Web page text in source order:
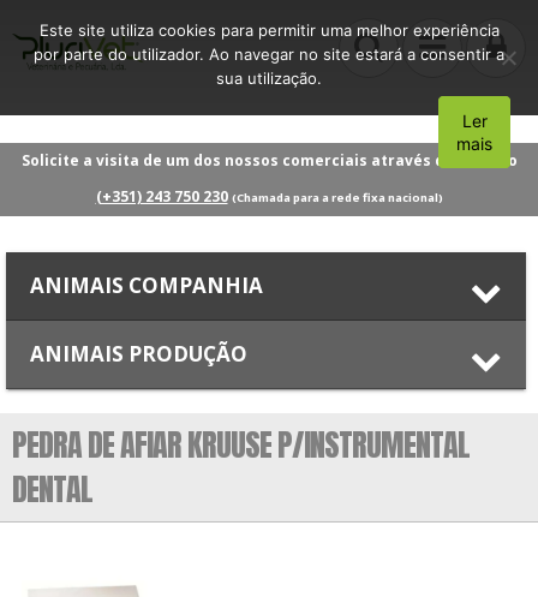
Solicite a visita de um dos nossos comerciais através do número
(+351) 243 750 230 (Chamada para a rede fixa nacional)
ANIMAIS COMPANHIA
ANIMAIS PRODUÇÃO
PEDRA DE AFIAR KRUUSE P/INSTRUMENTAL
DENTAL
Este site utiliza cookies para permitir uma melhor experiência
por parte do utilizador. Ao navegar no site estará a consentir a
sua utilização.
Aceito
Ler
mais